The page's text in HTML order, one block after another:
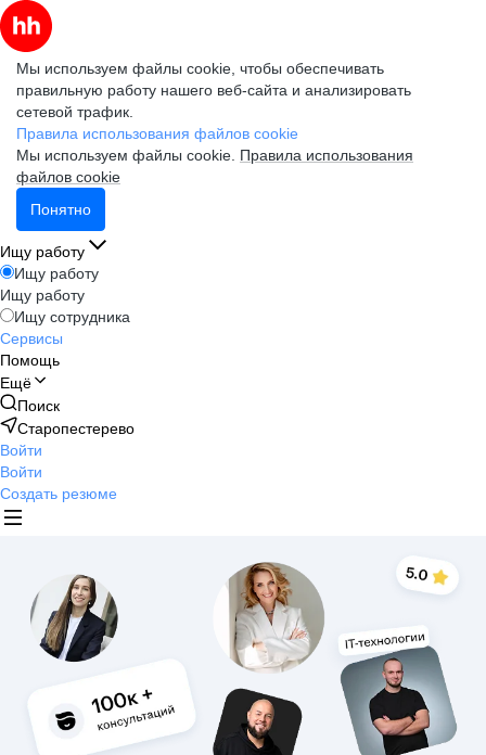
Мы используем файлы cookie, чтобы обеспечивать
правильную работу нашего веб-сайта и анализировать
сетевой трафик.
Правила использования файлов cookie
Мы используем файлы cookie. Правила использования
файлов cookie
Понятно
Ищу работу
Ищу работу
Ищу работу
Ищу сотрудника
Сервисы
Помощь
Ещё
Поиск
Старопестерево
Войти
Войти
Создать резюме